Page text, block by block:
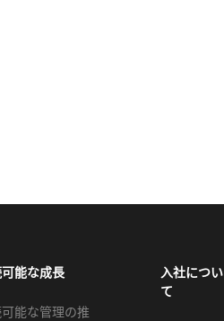
能な成長
能な管理の推
入社につい
て